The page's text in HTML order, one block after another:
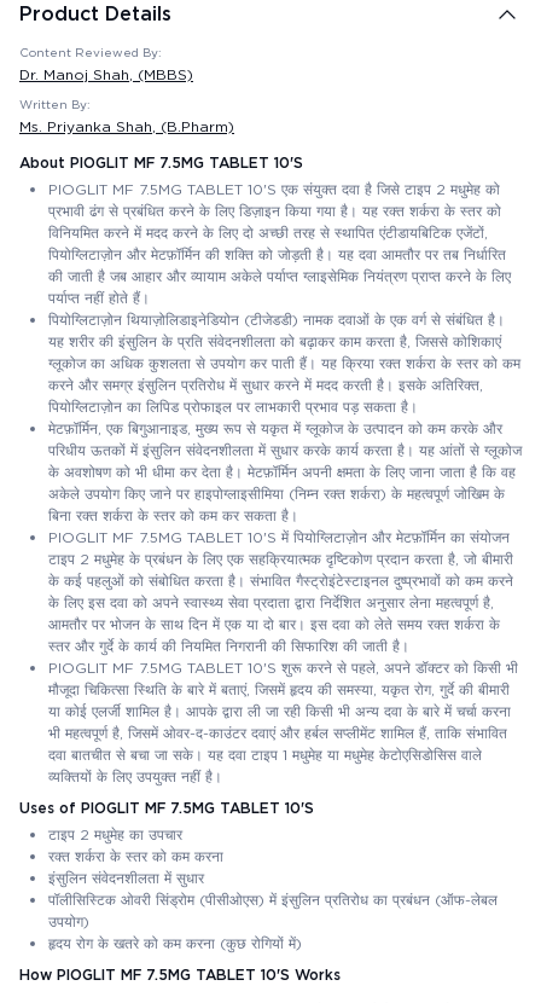
Product Details
Content Reviewed By:
Dr. Manoj Shah , (MBBS)
Written By:
Ms. Priyanka Shah , (B.Pharm)
About PIOGLIT MF 7.5MG TABLET 10'S
PIOGLIT MF 7.5MG TABLET 10'S एक संयुक्त दवा है जिसे टाइप 2 मधुमेह को
प्रभावी ढंग से प्रबंधित करने के लिए डिज़ाइन किया गया है। यह रक्त शर्करा के स्तर को
विनियमित करने में मदद करने के लिए दो अच्छी तरह से स्थापित एंटीडायबिटिक एजेंटों,
पियोग्लिटाज़ोन और मेटफ़ॉर्मिन की शक्ति को जोड़ती है। यह दवा आमतौर पर तब निर्धारित
की जाती है जब आहार और व्यायाम अकेले पर्याप्त ग्लाइसेमिक नियंत्रण प्राप्त करने के लिए
पर्याप्त नहीं होते हैं।
पियोग्लिटाज़ोन थियाज़ोलिडाइनेडियोन (टीजेडडी) नामक दवाओं के एक वर्ग से संबंधित है।
यह शरीर की इंसुलिन के प्रति संवेदनशीलता को बढ़ाकर काम करता है, जिससे कोशिकाएं
ग्लूकोज का अधिक कुशलता से उपयोग कर पाती हैं। यह क्रिया रक्त शर्करा के स्तर को कम
करने और समग्र इंसुलिन प्रतिरोध में सुधार करने में मदद करती है। इसके अतिरिक्त,
पियोग्लिटाज़ोन का लिपिड प्रोफाइल पर लाभकारी प्रभाव पड़ सकता है।
मेटफ़ॉर्मिन, एक बिगुआनाइड, मुख्य रूप से यकृत में ग्लूकोज के उत्पादन को कम करके और
परिधीय ऊतकों में इंसुलिन संवेदनशीलता में सुधार करके कार्य करता है। यह आंतों से ग्लूकोज
के अवशोषण को भी धीमा कर देता है। मेटफ़ॉर्मिन अपनी क्षमता के लिए जाना जाता है कि वह
अकेले उपयोग किए जाने पर हाइपोग्लाइसीमिया (निम्न रक्त शर्करा) के महत्वपूर्ण जोखिम के
बिना रक्त शर्करा के स्तर को कम कर सकता है।
PIOGLIT MF 7.5MG TABLET 10'S में पियोग्लिटाज़ोन और मेटफ़ॉर्मिन का संयोजन
टाइप 2 मधुमेह के प्रबंधन के लिए एक सहक्रियात्मक दृष्टिकोण प्रदान करता है, जो बीमारी
के कई पहलुओं को संबोधित करता है। संभावित गैस्ट्रोइंटेस्टाइनल दुष्प्रभावों को कम करने
के लिए इस दवा को अपने स्वास्थ्य सेवा प्रदाता द्वारा निर्देशित अनुसार लेना महत्वपूर्ण है,
आमतौर पर भोजन के साथ दिन में एक या दो बार। इस दवा को लेते समय रक्त शर्करा के
स्तर और गुर्दे के कार्य की नियमित निगरानी की सिफारिश की जाती है।
PIOGLIT MF 7.5MG TABLET 10'S शुरू करने से पहले, अपने डॉक्टर को किसी भी
मौजूदा चिकित्सा स्थिति के बारे में बताएं, जिसमें हृदय की समस्या, यकृत रोग, गुर्दे की बीमारी
या कोई एलर्जी शामिल है। आपके द्वारा ली जा रही किसी भी अन्य दवा के बारे में चर्चा करना
भी महत्वपूर्ण है, जिसमें ओवर-द-काउंटर दवाएं और हर्बल सप्लीमेंट शामिल हैं, ताकि संभावित
दवा बातचीत से बचा जा सके। यह दवा टाइप 1 मधुमेह या मधुमेह केटोएसिडोसिस वाले
व्यक्तियों के लिए उपयुक्त नहीं है।
Uses of PIOGLIT MF 7.5MG TABLET 10'S
टाइप 2 मधुमेह का उपचार
रक्त शर्करा के स्तर को कम करना
इंसुलिन संवेदनशीलता में सुधार
पॉलीसिस्टिक ओवरी सिंड्रोम (पीसीओएस) में इंसुलिन प्रतिरोध का प्रबंधन (ऑफ-लेबल
उपयोग)
हृदय रोग के खतरे को कम करना (कुछ रोगियों में)
How PIOGLIT MF 7.5MG TABLET 10'S Works